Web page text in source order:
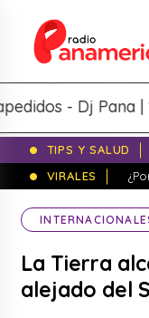
- Dj Pana |
TIPS Y SALUD
VIRALES
La Tierra
alejado del